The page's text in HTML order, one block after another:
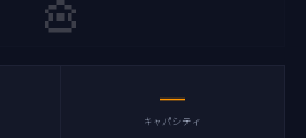
—
キャパシティ